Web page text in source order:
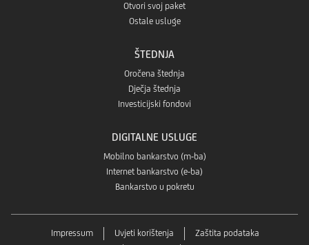
Otvori svoj paket
Ostale usluge
ŠTEDNJA
Oročena štednja
Dječja štednja
Investicijski fondovi
DIGITALNE USLUGE
Mobilno bankarstvo (m-ba)
Internet bankarstvo (e-ba)
Bankarstvo u pokretu
Impressum Uvjeti korištenja Zaštita podataka